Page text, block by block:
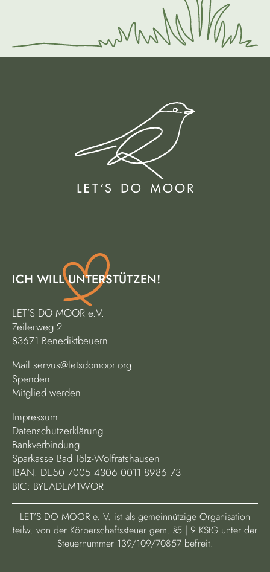
ICH WILL UNTERSTÜTZEN!
LET’S DO MOOR e.V.
Zeilerweg 2
83671 Benediktbeuern
Mail servus@letsdomoor.org
Spenden
Mitglied werden
Impressum
Datenschutzerklärung
Bankverbindung
Sparkasse Bad Tölz-Wolfratshausen
IBAN: DE50 7005 4306 0011 8986 73
BIC: BYLADEM1WOR
LET’S DO MOOR e. V. ist als gemeinnützige Organisation
teilw. von der Körperschaftssteuer gem. §5 | 9 KStG unter der
Steuernummer 139/109/70857 befreit.